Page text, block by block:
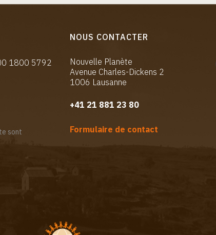
1800 5792
sont
NOUS CONTACTER
Nouvelle Planète
Avenue Charles-Dickens 2
1006 Lausanne
+41 21 881 23 80
Formulaire de contact